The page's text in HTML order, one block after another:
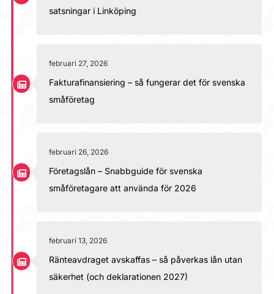
satsningar i Linköping
februari 27, 2026
Fakturafinansiering – så fungerar det för svenska
småföretag
februari 26, 2026
Företagslån – Snabbguide för svenska
småföretagare att använda för 2026
februari 13, 2026
Ränteavdraget avskaffas – så påverkas lån utan
säkerhet (och deklarationen 2027)